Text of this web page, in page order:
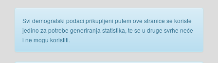
Svi demografski podaci prikupljeni putem ove stranice se koriste
jedino za potrebe generiranja statistika, te se u druge svrhe neće
i ne mogu koristiti.